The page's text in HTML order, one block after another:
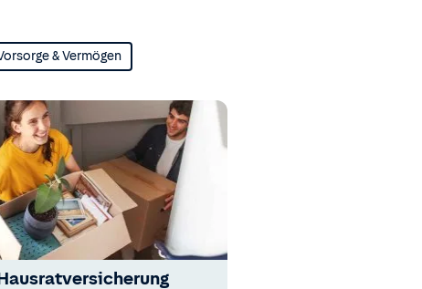
& Vermögen